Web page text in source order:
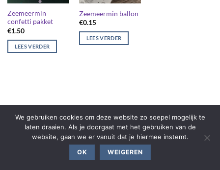
Zeemeermin
confetti pakket
€1.50
LEES VERDER
Zeemeermin ballon
€0.15
LEES VERDER
We gebruiken cookies om deze website zo soepel mogelijk te
laten draaien. Als je doorgaat met het gebruiken van de
website, gaan we er vanuit dat je hiermee instemt.
OK WEIGEREN